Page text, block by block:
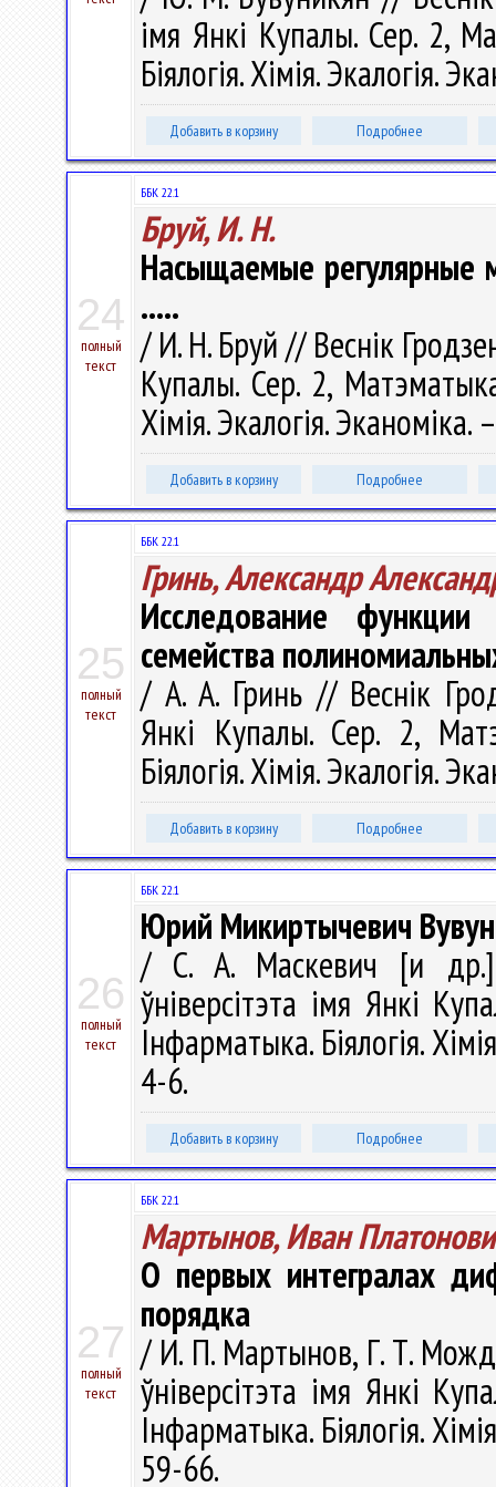
імя Янкі Купалы. Сер. 2,
Біялогія. Хімія. Экалогія.
Добавить в корзину Подробнее
24
полный
текст
ББК 22.1
Бруй, И. Н.
Насыщаемые регулярные
.....
/ И. Н. Бруй // Веснік
Купалы. Сер. 2,
Хімія. Экалогія.
Добавить в корзину Подробнее
25
полный
текст
ББК 22.1
Гринь, Александр
Исследование функции
семейства
/ А. А. Гринь // Веснік
Янкі Купалы. Сер. 2,
Біялогія. Хімія. Экалогія.
Добавить в корзину Подробнее
26
полный
текст
ББК 22.1
Юрий Микиртычевич
/ С. А. Маскевич [и др.]
ўніверсітэта імя Янкі
Інфарматыка. Біялогія.
4-6.
Добавить в корзину Подробнее
27
полный
текст
ББК 22.1
Мартынов, Иван
О первых интегралах
порядка
/ И. П. Мартынов, Г. Т.
ўніверсітэта імя Янкі
Інфарматыка. Біялогія.
59-66.